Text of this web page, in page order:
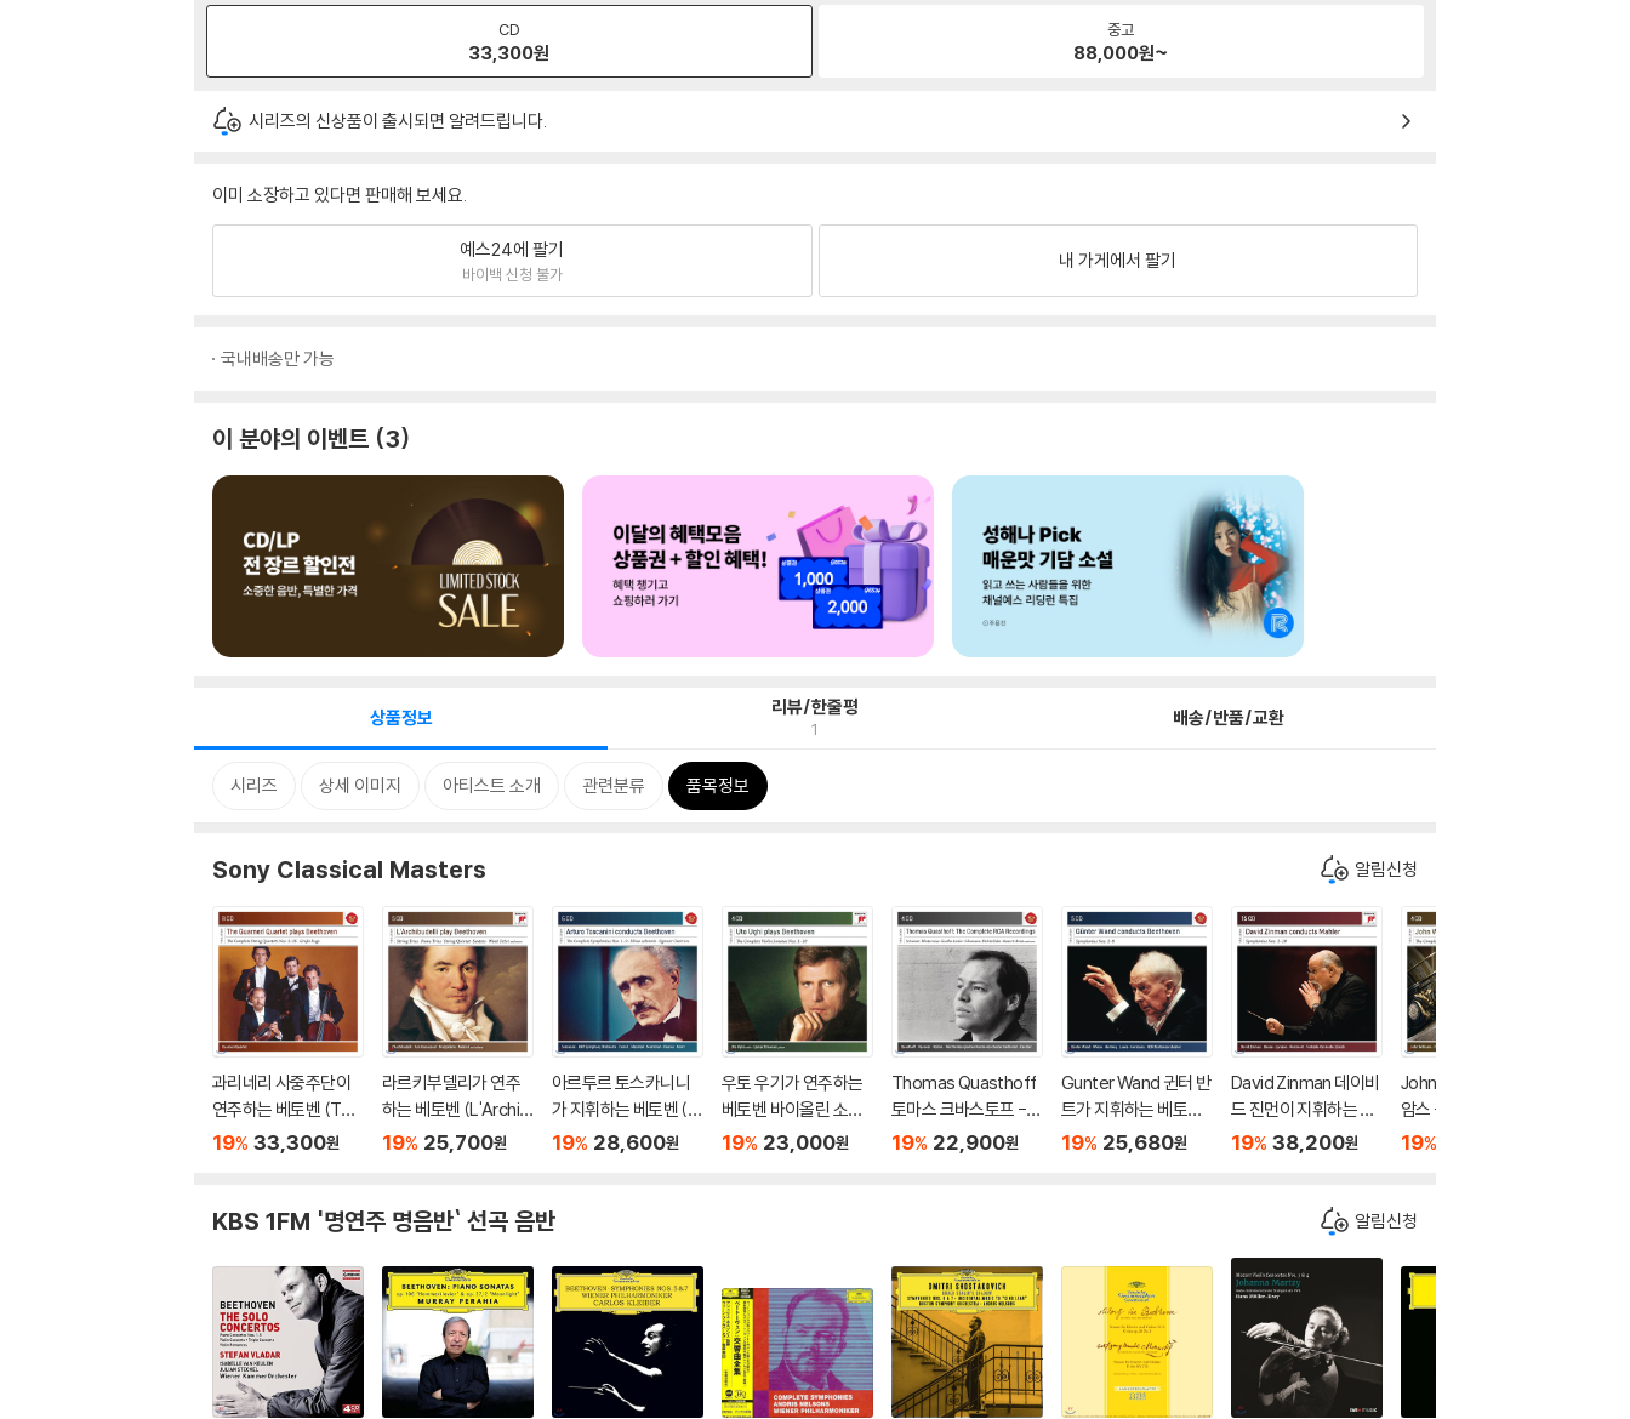
CD
33,300원
중고
88,000원~
시리즈의 신상품이 출시되면 알려드립니다.
이미 소장하고 있다면 판매해 보세요.
예스24에 팔기
바이백 신청 불가
내 가게에서 팔기
국내배송만 가능
이 분야의 이벤트 3
상품정보 리뷰/한줄평
1 배송/반품/교환
시리즈 상세 이미지 아티스트 소개 관련분류 품목정보
Sony Classical Masters 알림신청
과리네리 사중주단이
연주하는 베토벤 (The
Guarneri Quartet Pla
19% 33,300원
라르키부델리가 연주
하는 베토벤 (L'Archib
udelli Play Beethove
19% 25,700원
아르투르 토스카니니
가 지휘하는 베토벤 (A
rturo Toscanini Con
19% 28,600원
우토 우기가 연주하는
베토벤 바이올린 소나
타 (Uto Ughi Plays B
19% 23,000원
Thomas Quasthoff
토마스 크바스토프 - R
CA 레코딩 전집 (The
19% 22,900원
Gunter Wand 귄터 반
트가 지휘하는 베토벤
교향곡 1-9번 전집 (Be
19% 25,680원
David Zinman 데이비
드 진먼이 지휘하는 말
러 교향곡 1-10번 전집
19% 38,200원
John Williams 존 윌리
암스 - 바흐: 기타로 연
주하는 류트 음악 전곡
uitar)
19%
KBS 1FM '명연주 명음반` 선곡 음반 알림신청